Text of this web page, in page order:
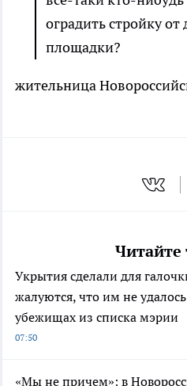
оградить стройку от
площадки?
жительница
Читайте
Укрытия сделали для
жалуются, что им не
убежищах из списка мэрии
07:50
«Мы не причем»: в